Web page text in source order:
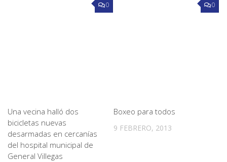
0
Una vecina halló dos
bicicletas nuevas
desarmadas en cercanías
del hospital municipal de
General Villegas
0
Boxeo para todos
9 FEBRERO, 2013